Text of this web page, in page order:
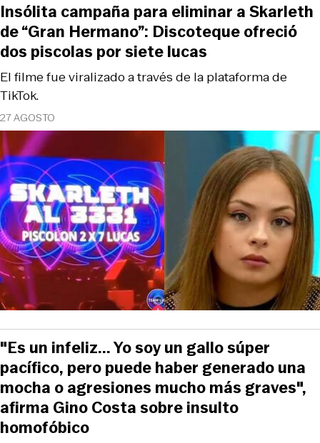
27 AGOSTO
El filme fue viralizado a través de la plataforma de
TikTok.
Insólita campaña para eliminar a Skarleth
de “Gran Hermano”: Discoteque ofreció
dos piscolas por siete lucas
"Es un infeliz... Yo soy un gallo súper
pacífico, pero puede haber generado una
mocha o agresiones mucho más graves",
afirma Gino Costa sobre insulto
homofóbico